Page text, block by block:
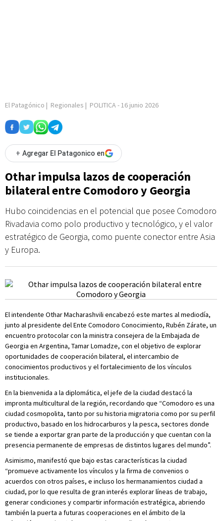
El Patagónico | Regionales | POLITICA- 16 junio 2026
+ Agregar El Patagonico en
Othar impulsa lazos de cooperación
bilateral entre Comodoro y Georgia
Hubo coincidencias en el potencial que posee Comodoro
Rivadavia como polo productivo y tecnológico, y el valor
estratégico de Georgia, como puente conector entre Asia
y Europa.
El intendente Othar Macharashvili encabezó este martes al mediodía,
junto al presidente del Ente Comodoro Conocimiento, Rubén Zárate, un
encuentro protocolar con la ministra consejera de la Embajada de
Georgia en Argentina, Tamar Lomadze, con el objetivo de explorar
oportunidades de cooperación bilateral, el intercambio de
conocimientos productivos y el fortalecimiento de los vínculos
institucionales.
En la bienvenida a la diplomática, el jefe de la ciudad destacó la
impronta multicultural de la región, recordando que “Comodoro es una
ciudad cosmopolita, tanto por su historia migratoria como por su perfil
productivo, basado en los hidrocarburos y la pesca, sectores donde
se tiende a exportar gran parte de la producción y que cuentan con la
presencia permanente de empresas de distintos lugares del mundo”.
Asimismo, manifestó que bajo estas características la ciudad
“promueve activamente los vínculos y la firma de convenios o
acuerdos con otros países, e incluso los hermanamientos ciudad a
ciudad, por lo que resulta de gran interés explorar líneas de trabajo,
generar condiciones y compartir información estratégica, abriendo
también la puerta a futuras cooperaciones en el ámbito de la